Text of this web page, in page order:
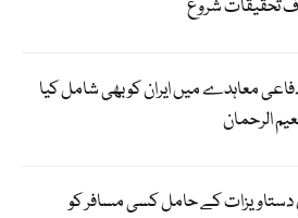
تحقیقات شروع
معاہدے میں ایران کو بھی شامل کیا
الرحمان
کے حامل کسی مسافر کو